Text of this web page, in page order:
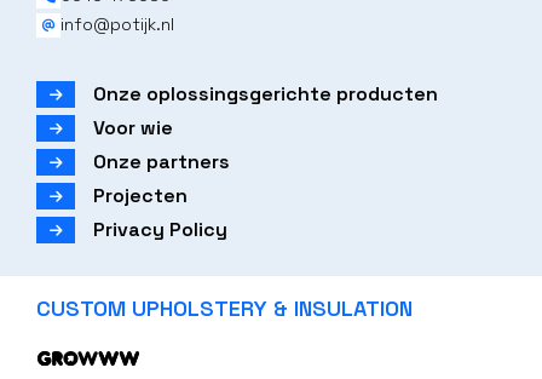
info@potijk.nl
Onze oplossingsgerichte producten
Voor wie
Onze partners
Projecten
Privacy Policy
CUSTOM UPHOLSTERY & INSULATION